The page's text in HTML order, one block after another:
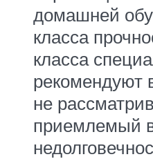
домашней
класса
класса
рекомендуют
не
приемлемый